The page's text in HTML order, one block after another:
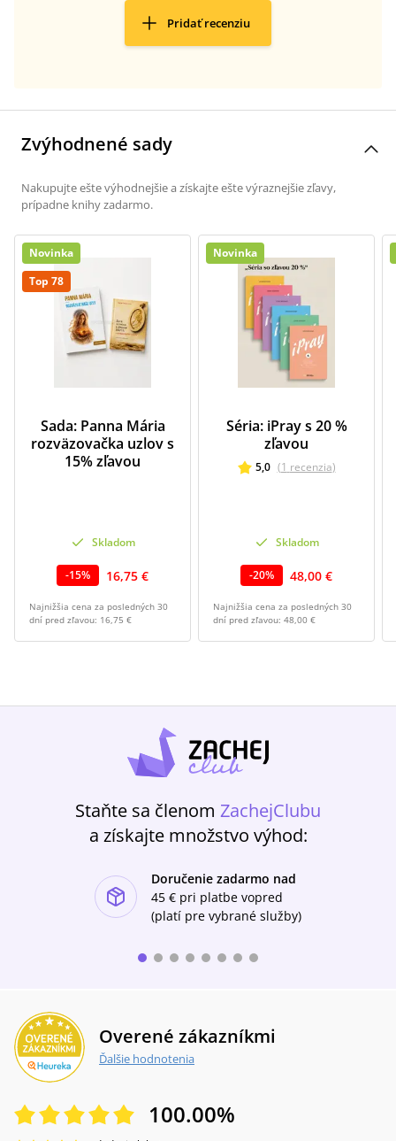
Pridať recenziu
Zvýhodnené sady
Nakupujte ešte výhodnejšie a získajte ešte výraznejšie zľavy,
prípadne knihy zadarmo.
Novinka
Top 78
Sada: Panna Mária
rozväzovačka uzlov s
15% zľavou
Skladom
-15% 16,75 €
Najnižšia cena za posledných 30
dní pred zľavou: 16,75 €
Novinka
Séria: iPray s 20 %
zľavou
5,0 (1 recenzia)
Skladom
-20% 48,00 €
Najnižšia cena za posledných 30
dní pred zľavou: 48,00 €
Staňte sa členom ZachejClubu
a získajte množstvo výhod:
Doručenie zadarmo nad
45 € pri platbe vopred
(platí pre vybrané služby)
Overené zákazníkmi
Ďalšie hodnotenia
100.00%